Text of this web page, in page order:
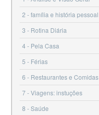
2
família e história pessoal
3
Rotina Diária
4
Pela Casa
5
Férias
6
Restaurantes e Comidas
7 Viagens: instuções
8
Saúde